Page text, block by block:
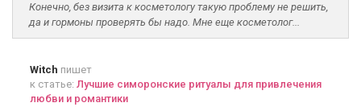
Конечно, без визита к косметологу такую проблему не решить,
да и гормоны проверять бы надо. Мне еще косметолог...
Witch пишет
к статье: Лучшие симоронские ритуалы для привлечения
любви и романтики